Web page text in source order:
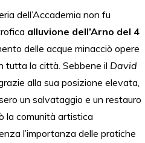
dell’Accademia non fu
alluvione dell’Arno del 4
delle acque minacciò opere
tutta la città. Sebbene il David
alla sua posizione elevata,
un salvataggio e un restauro
la comunità artistica
l’importanza delle pratiche